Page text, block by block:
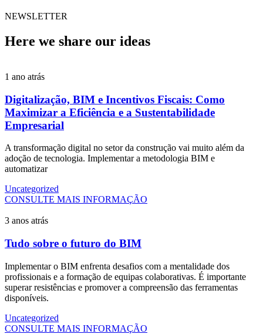
NEWSLETTER
Here we share our ideas
1 ano atrás
Digitalização, BIM e Incentivos Fiscais: Como
Maximizar a Eficiência e a Sustentabilidade
Empresarial
A transformação digital no setor da construção vai muito além da
adoção de tecnologia. Implementar a metodologia BIM e
automatizar
Uncategorized
CONSULTE MAIS INFORMAÇÃO
3 anos atrás
Tudo sobre o futuro do BIM
Implementar o BIM enfrenta desafios com a mentalidade dos
profissionais e a formação de equipas colaborativas. É importante
superar resistências e promover a compreensão das ferramentas
disponíveis.
Uncategorized
CONSULTE MAIS INFORMAÇÃO